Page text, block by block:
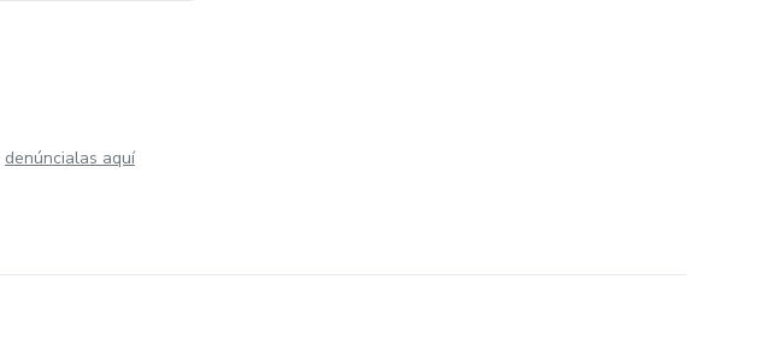
denúncialas aquí